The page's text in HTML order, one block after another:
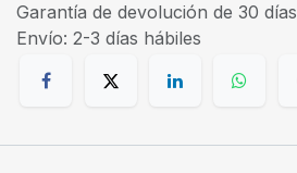
Garantía de devolución de 30 días
Envío: 2-3 días hábiles